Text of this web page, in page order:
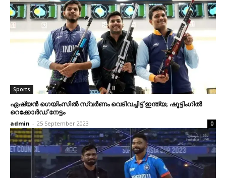
Sports
ഏഷ്യൻ ഗെയിംസിൽ സ്വർണം വെടിവച്ചിട്ട് ഇന്ത്യ; ഷൂട്ടിംഗിൽ
റെക്കോർഡ് നേട്ടം
admin - 25 September 2023 0